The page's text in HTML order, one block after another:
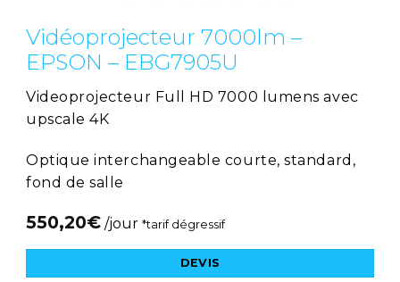
Vidéoprojecteur 7000lm –
EPSON – EBG7905U
Videoprojecteur Full HD 7000 lumens avec
upscale 4K
Optique interchangeable courte, standard,
fond de salle
550,20€ /jour *tarif dégressif
DEVIS